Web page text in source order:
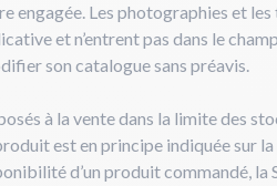
engagée. Les photographies et
et n’entrent pas dans le
son catalogue sans préavis.
à la vente dans la limite des
est en principe indiquée sur
d’un produit commandé,